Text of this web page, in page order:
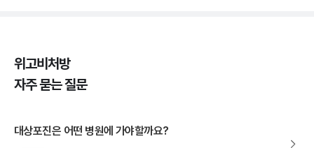
위고비처방
자주 묻는 질문
대상포진은 어떤 병원에 가야할까요?